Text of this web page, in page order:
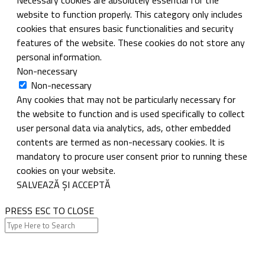
website to function properly. This category only includes
cookies that ensures basic functionalities and security
features of the website. These cookies do not store any
personal information.
Non-necessary
Non-necessary
Any cookies that may not be particularly necessary for
the website to function and is used specifically to collect
user personal data via analytics, ads, other embedded
contents are termed as non-necessary cookies. It is
mandatory to procure user consent prior to running these
cookies on your website.
SALVEAZĂ ȘI ACCEPTĂ
PRESS ESC TO CLOSE